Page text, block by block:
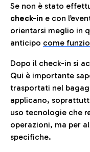
Se non è stato
check-in e con
orientarsi meglio in
anticipo come
Dopo il check-in si
Qui è importante
trasportati nel
applicano,
uso tecnologie che
operazioni, ma per
specifiche.